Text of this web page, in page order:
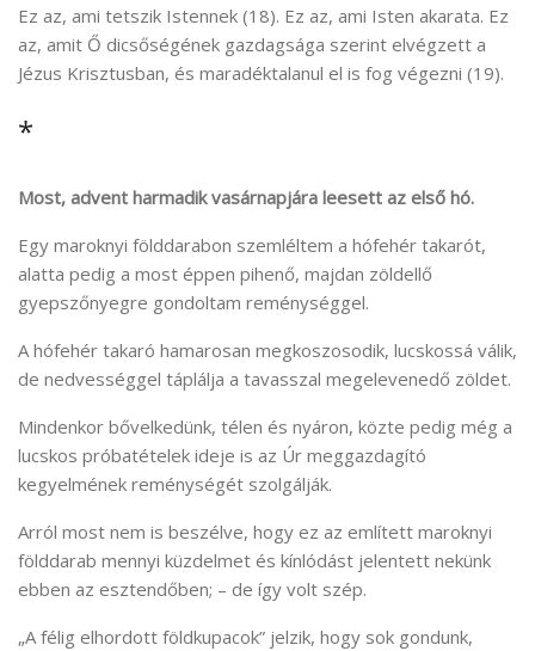
Ez az, ami tetszik Istennek (18). Ez az, ami Isten akarata. Ez
az, amit Ő dicsőségének gazdagsága szerint elvégzett a
Jézus Krisztusban, és maradéktalanul el is fog végezni (19).
*
Most, advent harmadik vasárnapjára leesett az első hó.
Egy maroknyi földdarabon szemléltem a hófehér takarót,
alatta pedig a most éppen pihenő, majdan zöldellő
gyepszőnyegre gondoltam reménységgel.
A hófehér takaró hamarosan megkoszosodik, lucskossá válik,
de nedvességgel táplálja a tavasszal megelevenedő zöldet.
Mindenkor bővelkedünk, télen és nyáron, közte pedig még a
lucskos próbatételek ideje is az Úr meggazdagító
kegyelmének reménységét szolgálják.
Arról most nem is beszélve, hogy ez az említett maroknyi
földdarab mennyi küzdelmet és kínlódást jelentett nekünk
ebben az esztendőben; – de így volt szép.
„A félig elhordott földkupacok” jelzik, hogy sok gondunk,